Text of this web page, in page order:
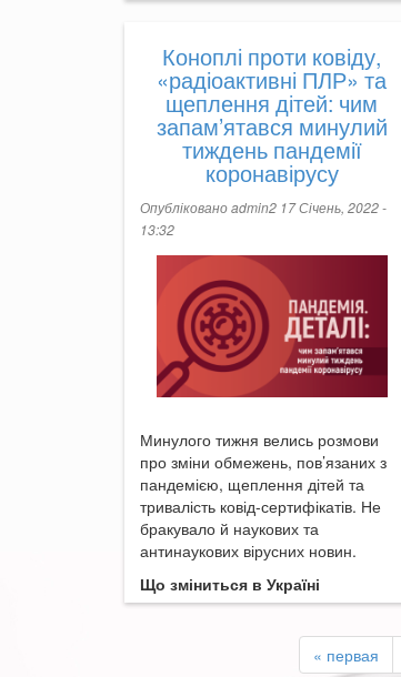
Коноплі проти ковіду,
«радіоактивні ПЛР» та
щеплення дітей: чим
запам’ятався минулий
тиждень пандемії
коронавірусу
Опублікованоadmin2 17 Січень, 2022 -
13:32
Минулого тижня велись розмови
про зміни обмежень, пов’язаних з
пандемією, щеплення дітей та
тривалість ковід-сертифікатів. Не
бракувало й наукових та
антинаукових вірусних новин.
Що зміниться в Україні
« первая